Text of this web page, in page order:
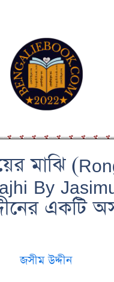
মাঝি
By
একটি
জসীম উদ্দীন